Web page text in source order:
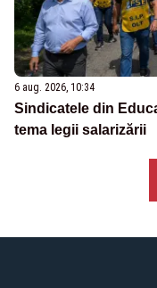
6 aug. 2026, 10:34
Sindicatele din
tema legii salarizării